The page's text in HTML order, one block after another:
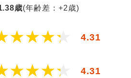
歳(年齢差：+2歳)
4.31
4.31